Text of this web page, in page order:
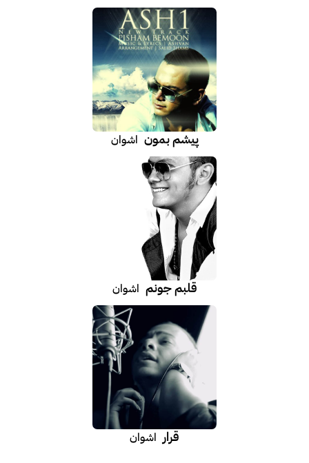
پیشم بمون اشوان
قلبم جونم اشوان
قرار اشوان